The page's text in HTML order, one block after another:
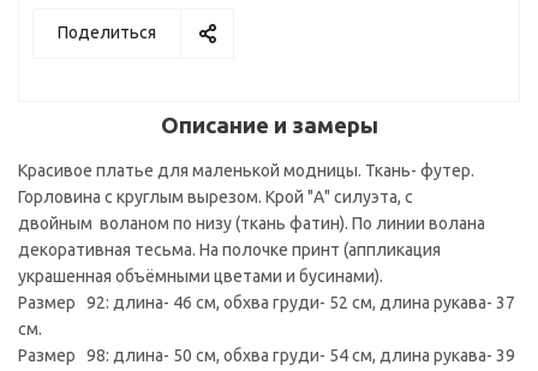
Поделиться
Описание и замеры
Красивое платье для маленькой модницы. Ткань- футер.
Горловина с круглым вырезом. Крой "А" силуэта, с
двойным воланом по низу (ткань фатин). По линии волана
декоративная тесьма. На полочке принт (аппликация
украшенная объёмными цветами и бусинами).
Размер 92: длина- 46 см, обхва груди- 52 см, длина рукава- 37
см.
Размер 98: длина- 50 см, обхва груди- 54 см, длина рукава- 39